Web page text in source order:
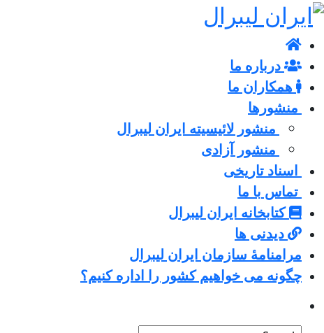
درباره ما
همکاران ما
منشورها
منشور لائیسیته ایران لیبرال
منشور آزادی
اسناد تاریخی
تماس با ما
کتابخانه ایران لیبرال
دیدنی ها
مرامنامۀ سازمان ایران لیبرال
چگونه می خواهیم کشور را اداره کنیم؟